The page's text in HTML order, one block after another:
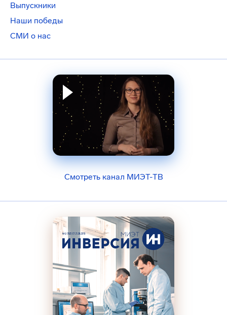
Выпускники
Наши победы
СМИ о нас
Смотреть канал МИЭТ-ТВ